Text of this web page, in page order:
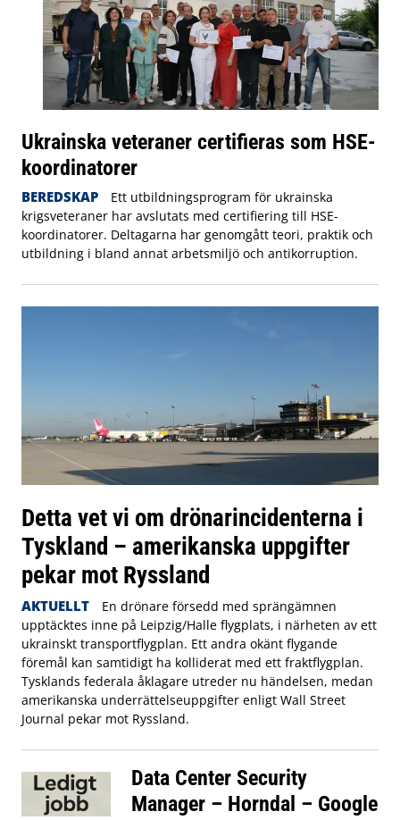
Ukrainska veteraner certifieras som HSE-
koordinatorer
BEREDSKAP
Ett utbildningsprogram för ukrainska
krigsveteraner har avslutats med certifiering till HSE-
koordinatorer. Deltagarna har genomgått teori, praktik och
utbildning i bland annat arbetsmiljö och antikorruption.
Detta vet vi om drönarincidenterna i
Tyskland – amerikanska uppgifter
pekar mot Ryssland
AKTUELLT
En drönare försedd med sprängämnen
upptäcktes inne på Leipzig/Halle flygplats, i närheten av ett
ukrainskt transportflygplan. Ett andra okänt flygande
föremål kan samtidigt ha kolliderat med ett fraktflygplan.
Tysklands federala åklagare utreder nu händelsen, medan
amerikanska underrättelseuppgifter enligt Wall Street
Journal pekar mot Ryssland.
Data Center Security
Manager – Horndal – Google